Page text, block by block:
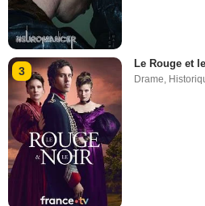
3
Le Rouge et
Drame,